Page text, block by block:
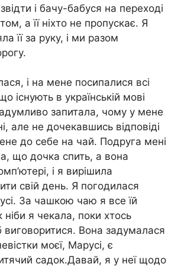
і бачу-бабуся на переході
а її ніхто не пропускає. Я
її за руку, і ми разом
і на мене посипалися всі
існують в українській мові
запитала, чому у мене
але не дочекавшись відповіді
до себе на чай. Подруга мені
що дочка спить, а вона
і я вирішила
свій день. Я погодилася
За чашкою чаю я все їй
ніби я чекала, поки хтось
виговоритися. Вона задумалася
моєї, Марусі, є
садок.Давай, я у неї щодо